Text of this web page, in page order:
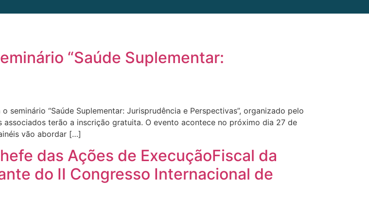
“Saúde Suplementar:
“Saúde Suplementar: Jurisprudência e Perspectivas”, organizado pelo
terão a inscrição gratuita. O evento acontece no próximo dia 27 de
vão abordar […]
das Ações de ExecuçãoFiscal da
do II Congresso Internacional de